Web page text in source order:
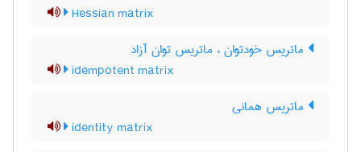
Hessian matrix
ماتریس خودتوان ، ماتریس توان آزاد
idempotent matrix
ماتریس همانی
identity matrix